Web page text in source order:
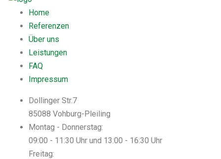
Home
Referenzen
Über uns
Leistungen
FAQ
Impressum
Dollinger Str.7
85088 Vohburg-Pleiling
Montag - Donnerstag:
09:00 - 11:30 Uhr und 13:00 - 16:30 Uhr
Freitag: